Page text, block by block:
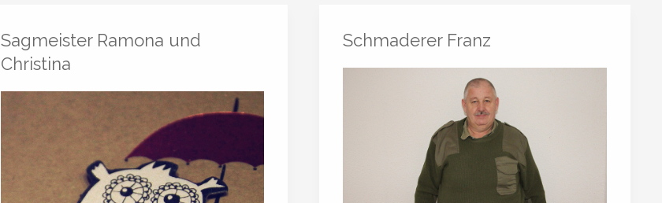
Sagmeister Ramona und
Christina
Schmaderer Franz